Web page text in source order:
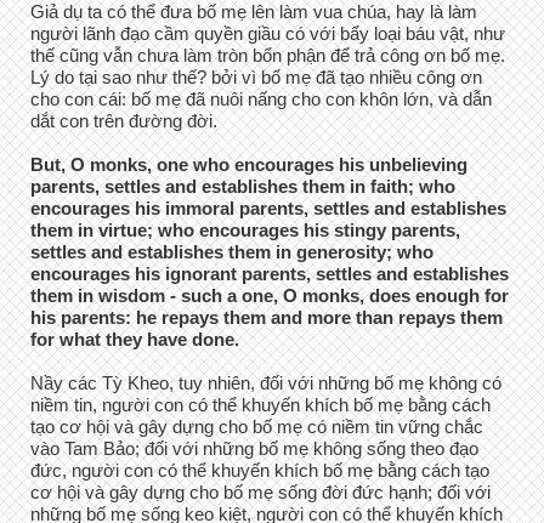
Giả dụ ta có thể đưa bố mẹ lên làm vua chúa, hay là làm
người lãnh đạo cầm quyền giầu có với bẩy loại báu vật, như
thế cũng vẫn chưa làm tròn bổn phận để trả công ơn bố mẹ.
L‎ý do tại sao như thế? bởi vì bố mẹ đã tạo nhiều công ơn
cho con cái: bố mẹ đã nuôi nấng cho con khôn lớn, và dẫn
dắt con trên đường đời. ‎
But, O monks, one who encourages his unbelieving
parents, settles and establishes them in faith; who
encourages his immoral parents, settles and establishes
them in virtue; who encourages his stingy parents,
settles and establishes them in generosity; who
encourages his ignorant parents, settles and establishes
them in wisdom - such a one, O monks, does enough for
his parents: he repays them and more than repays them
for what they have done.
Nầy các Tỳ Kheo, tuy nhiên, đối với những bố mẹ không có
niềm tin, người con có thể khuyến khích bố mẹ bằng cách
tạo cơ hội và gây dựng cho bố mẹ có niềm tin vững chắc
vào Tam Bảo; đối với những bố mẹ không sống theo đạo
đức, người con có thể khuyến khích bố mẹ bằng cách tạo
cơ hội và gây dựng cho bố mẹ sống đời đức hạnh; đối với
những bố mẹ sống keo kiệt, người con có thể khuyến khích